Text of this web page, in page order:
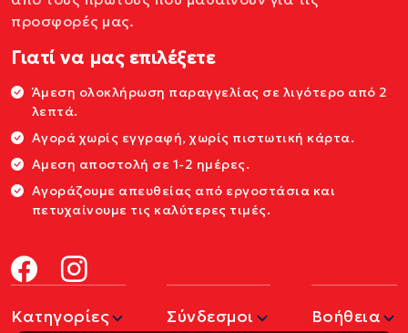
προσφορές μας.
Γιατί να μας επιλέξετε
Άμεση ολοκλήρωση παραγγελίας σε λιγότερο από 2
λεπτά.
Αγορά χωρίς εγγραφή, χωρίς πιστωτική κάρτα.
Αμεση αποστολή σε 1-2 ημέρες.
Αγοράζουμε απευθείας από εργοστάσια και
πετυχαίνουμε τις καλύτερες τιμές.
Κατηγορίες Σύνδεσμοι Βοήθεια